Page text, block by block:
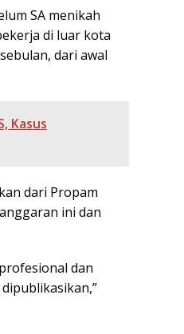
SA menikah
di luar kota
dari awal
Kasus
dari Propam
ini dan
dan